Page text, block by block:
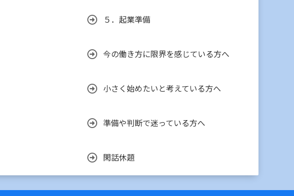
５．起業準備
今の働き方に限界を感じている方へ
小さく始めたいと考えている方へ
準備や判断で迷っている方へ
閑話休題